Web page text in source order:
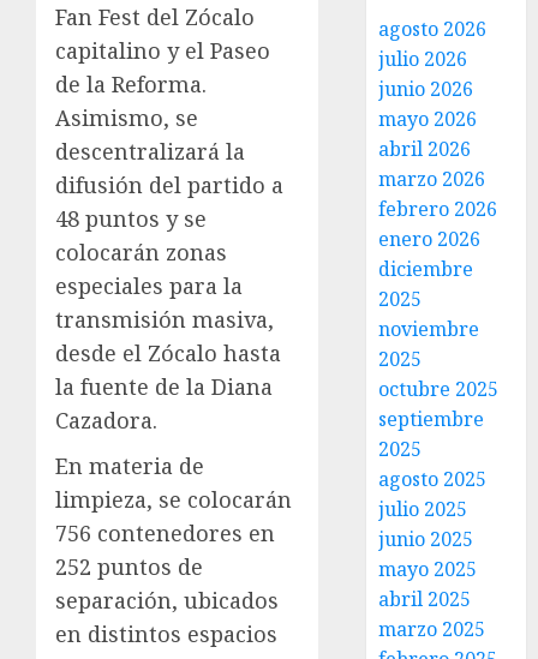
Fan Fest del Zócalo
capitalino y el Paseo
de la Reforma.
Asimismo, se
descentralizará la
difusión del partido a
48 puntos y se
colocarán zonas
especiales para la
transmisión masiva,
desde el Zócalo hasta
la fuente de la Diana
Cazadora.
En materia de
limpieza, se colocarán
756 contenedores en
252 puntos de
separación, ubicados
en distintos espacios
agosto 2026
julio 2026
junio 2026
mayo 2026
abril 2026
marzo 2026
febrero 2026
enero 2026
diciembre
2025
noviembre
2025
octubre 2025
septiembre
2025
agosto 2025
julio 2025
junio 2025
mayo 2025
abril 2025
marzo 2025